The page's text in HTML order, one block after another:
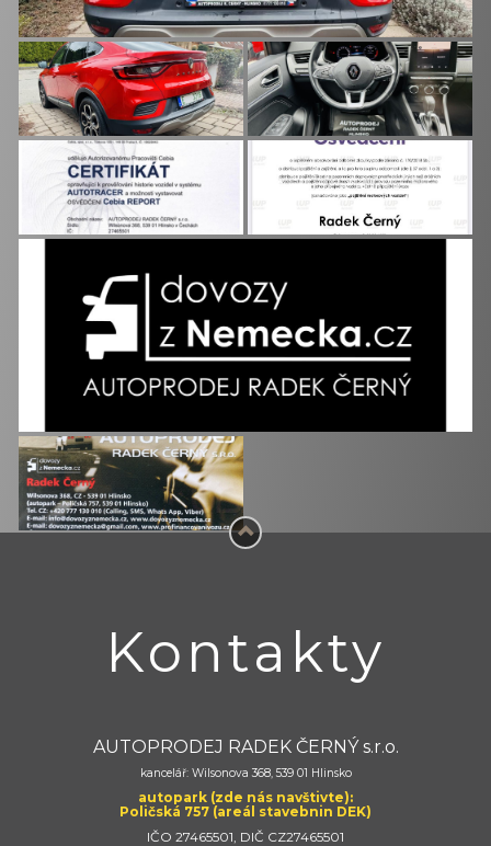
Kontakty
AUTOPRODEJ RADEK ČERNÝ s.r.o.
kancelář: Wilsonova 368, 539 01 Hlinsko
autopark (zde nás navštivte):
Poličská 757 (areál stavebnin DEK)
IČO 27465501, DIČ CZ27465501